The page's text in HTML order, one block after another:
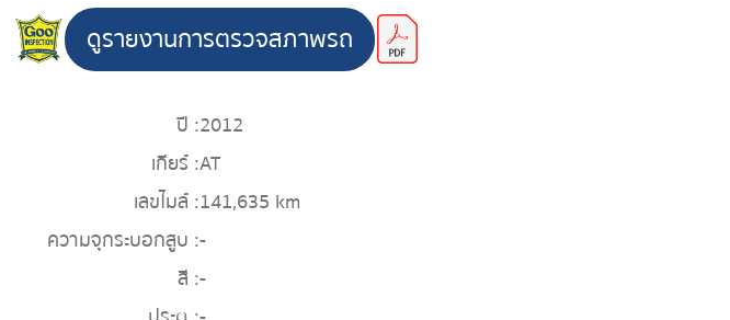
ดูรายงานการตรวจสภาพรถ
ปี :2012
เกียร์ :AT
เลขไมล์ :141,635 km
ความจุกระบอกสูบ :-
สี :-